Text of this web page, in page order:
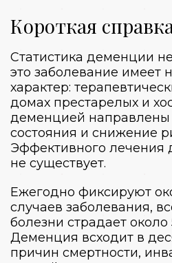
Короткая
Статистика деменции
это заболевание имеет
характер:
домах престарелых и
деменцией
состояния и снижение
Эффективного лечения
не существует.
Ежегодно фиксируют
случаев заболевания,
болезни страдает
Деменция всходит в
причин смертности,